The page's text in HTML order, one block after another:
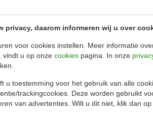
privacy, daarom informeren wij u over
voor cookies instellen. Meer informatie
vindt u op onze cookies pagina. In onze
u toestemming voor het gebruik van alle
trackingcookies. Deze worden gebruikt
van advertenties. Wilt u dit niet, klik dan